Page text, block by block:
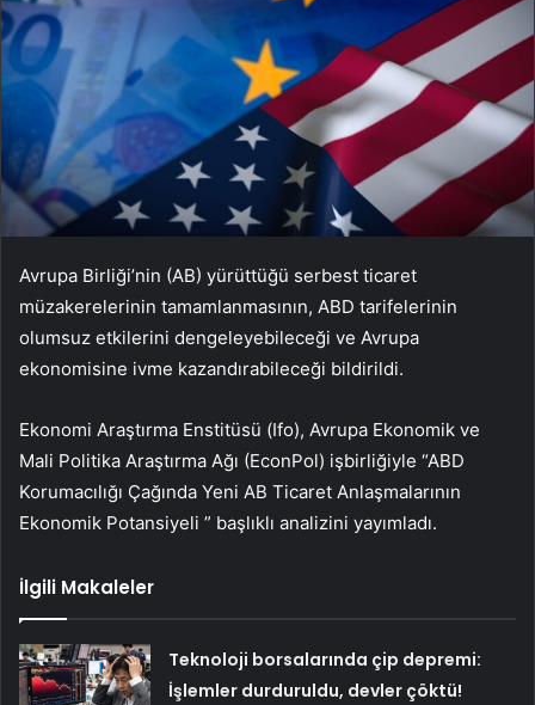
Avrupa Birliği’nin (AB) yürüttüğü serbest ticaret
müzakerelerinin tamamlanmasının, ABD tarifelerinin
olumsuz etkilerini dengeleyebileceği ve Avrupa
ekonomisine ivme kazandırabileceği bildirildi.
Ekonomi Araştırma Enstitüsü (Ifo), Avrupa Ekonomik ve
Mali Politika Araştırma Ağı (EconPol) işbirliğiyle “ABD
Korumacılığı Çağında Yeni AB Ticaret Anlaşmalarının
Ekonomik Potansiyeli ” başlıklı analizini yayımladı.
İlgili Makaleler
Teknoloji borsalarında çip depremi:
İşlemler durduruldu, devler çöktü!